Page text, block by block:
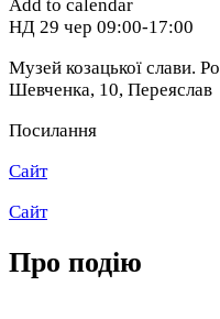
Add to calendar
НД 29 чер 09:00-17:00
Музей козацької слави.
Шевченка, 10, Переяслав
Посилання
Сайт
Сайт
Про подію